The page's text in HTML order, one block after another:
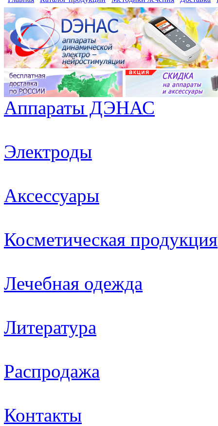
Аппараты ДЭНАС
Электроды
Аксессуары
Косметическая продукция
Лечебная одежда
Литература
Распродажа
Контакты